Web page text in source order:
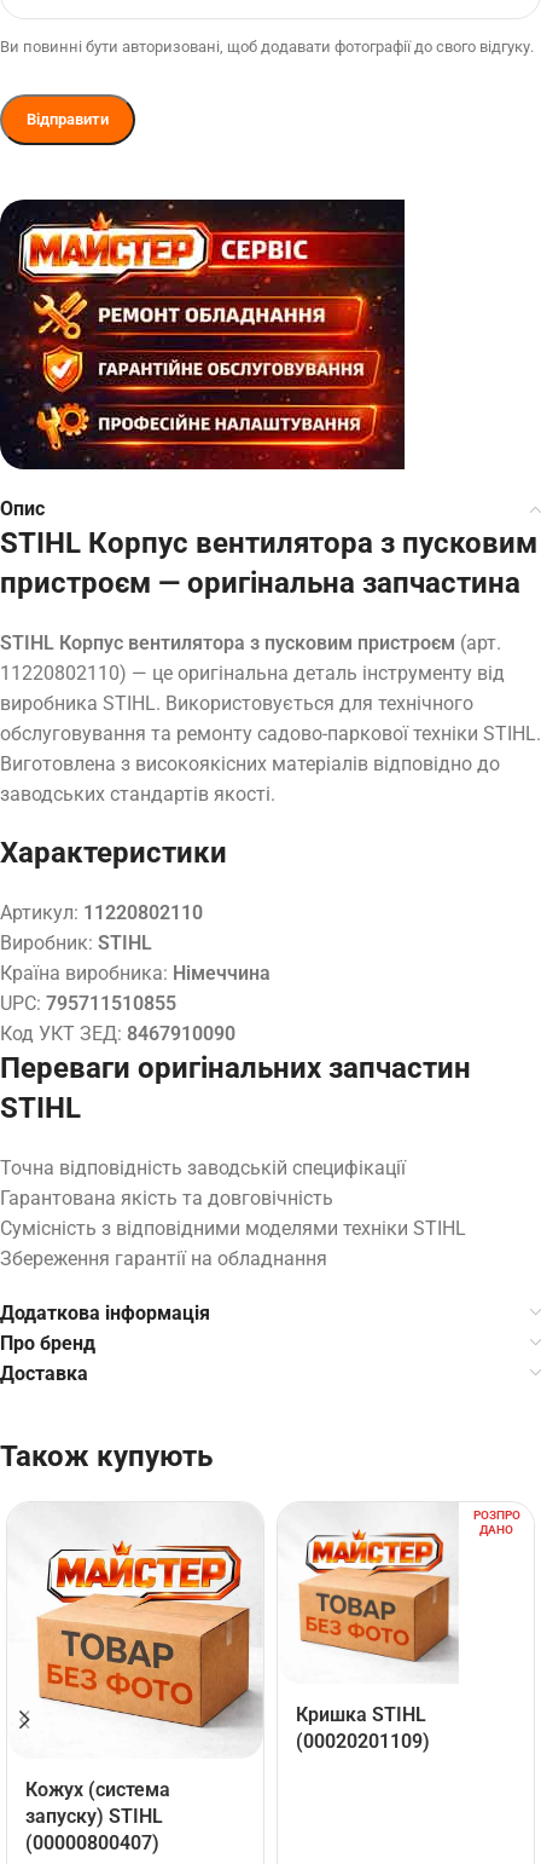
Ви повинні бути авторизовані, щоб додавати фотографії до свого відгуку.
Опис
STIHL Корпус вентилятора з пусковим
пристроєм — оригінальна запчастина
STIHL Корпус вентилятора з пусковим пристроєм (арт.
11220802110) — це оригінальна деталь інструменту від
виробника STIHL. Використовується для технічного
обслуговування та ремонту садово-паркової техніки STIHL.
Виготовлена з високоякісних матеріалів відповідно до
заводських стандартів якості.
Характеристики
Артикул: 11220802110
Виробник: STIHL
Країна виробника: Німеччина
UPC: 795711510855
Код УКТ ЗЕД: 8467910090
Переваги оригінальних запчастин
STIHL
Точна відповідність заводській специфікації
Гарантована якість та довговічність
Сумісність з відповідними моделями техніки STIHL
Збереження гарантії на обладнання
Додаткова інформація
Про бренд
Доставка
Також купують
Кожух (система
запуску) STIHL
(00000800407)
РОЗПРО
ДАНО
Кришка STIHL
(00020201109)